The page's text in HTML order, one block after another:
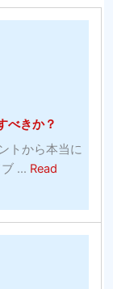
べきか？
トから本当に
... Read